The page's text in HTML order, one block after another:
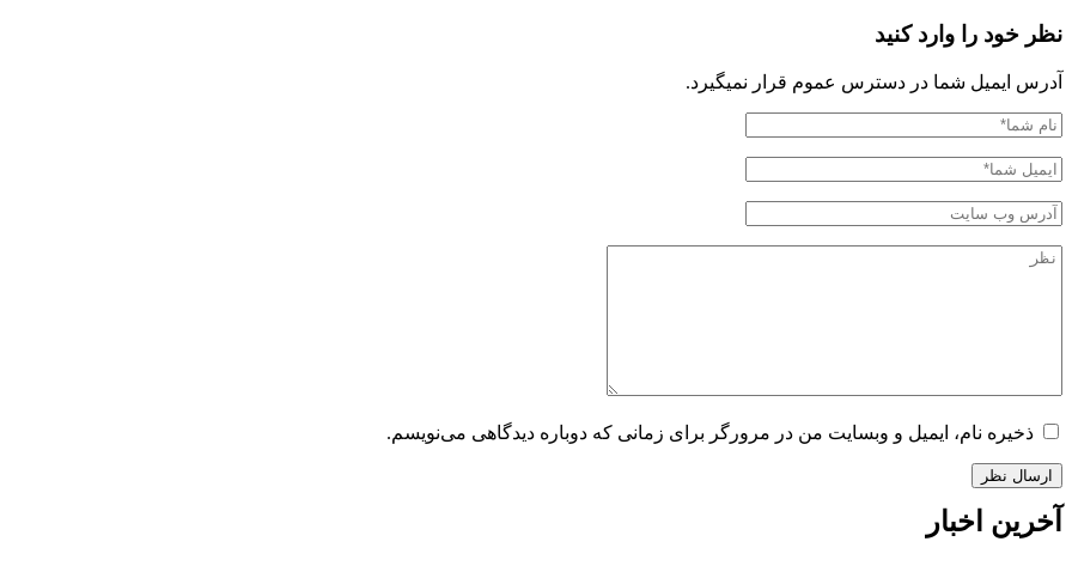
نظر خود را وارد کنید
آدرس ایمیل شما در دسترس عموم قرار نمیگیرد.
ذخیره نام، ایمیل و وبسایت من در مرورگر برای زمانی که دوباره دیدگاهی می‌نویسم.
آخرین اخبار